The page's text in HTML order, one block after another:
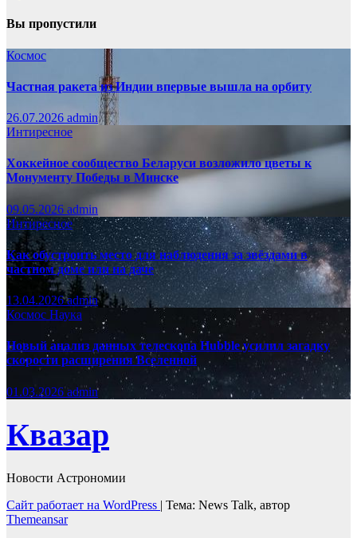
Вы пропустили
Космос
Частная ракета из Индии впервые вышла на орбиту
26.07.2026 admin
Интиресное
Хоккейное сообщество Беларуси возложило цветы к
Монументу Победы в Минске
09.05.2026 admin
Интиресное
Как обустроить место для наблюдения за звёздами в
частном доме или на даче
13.04.2026admin
Космос Наука
Новый анализ данных телескопа Hubble усилил загадку
скорости расширения Вселенной
01.03.2026admin
Квазар
Новости Астрономии
Сайт работает на WordPress | Тема: News Talk, автор
Themeansar